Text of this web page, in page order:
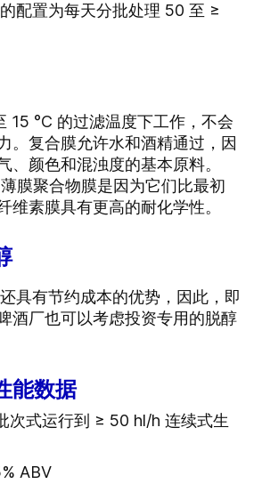
配置为每天分批处理 50 至 ≥
15 °C 的过滤温度下工作，不会
。复合膜允许水和酒精通过，因
、颜色和混浊度的基本原料。
膜聚合物膜是因为它们比最初
维素膜具有更高的耐化学性。
具有节约成本的优势，因此，即
酒厂也可以考虑投资专用的脱醇
能数据
次式运行到 ≥ 50 hl/h 连续式生
ABV